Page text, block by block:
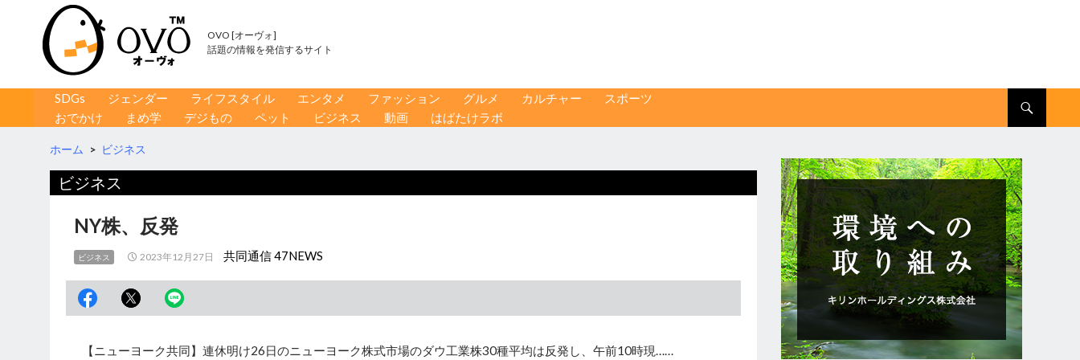
OVO [オーヴォ]
話題の情報を発信するサイト
コンテンツへ移動
SDGs ジェンダー ライフスタイル エンタメ ファッション グルメ カルチャー
スポーツ
おでかけ
まめ学 デジもの ペット ビジネス 動画 はばたけラボ
ホーム > ビジネス
ビジネス
NY株、反発
ビジネス 2023年12月27日 共同通信 47NEWS
【ニューヨーク共同】連休明け26日のニューヨーク株式市場のダウ工業株30種平均は反発し、午前10時現……